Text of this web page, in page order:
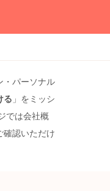
・パーソナル
る 」をミッシ
では会社概
確認いただけ